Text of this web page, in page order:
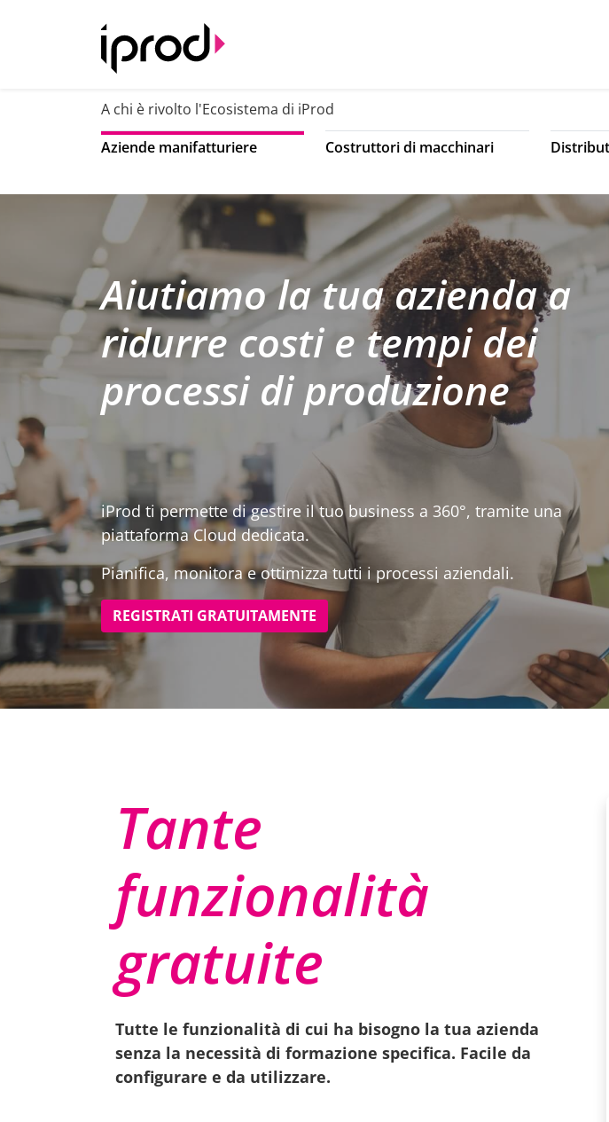
A chi è rivolto l'Ecosistema di iProd
Aziende manifatturiere
Costruttori di macchinari
Aiutiamo la tua azienda a
ridurre costi e tempi dei
processi di produzione
iProd ti permette di gestire il tuo business a 360°, tramite una
piattaforma Cloud dedicata.
Pianifica, monitora e ottimizza tutti i processi aziendali.
REGISTRATI GRATUITAMENTE
Tante
funzionalità
gratuite
Tutte le funzionalità di cui ha bisogno la tua azienda
senza la necessità di formazione specifica. Facile da
configurare e da utilizzare.